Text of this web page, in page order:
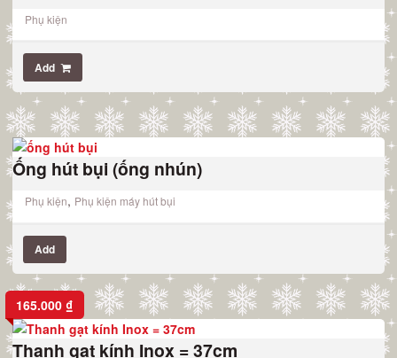
Phụ kiện
Add
Ống hút bụi (ống nhún)
Phụ kiện, Phụ kiện máy hút bụi
Add
165.000 ₫
Thanh gạt kính Inox = 37cm